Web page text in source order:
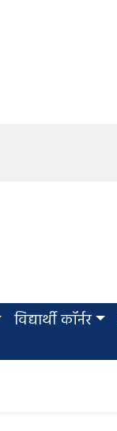
विद्यार्थी कॉर्नर